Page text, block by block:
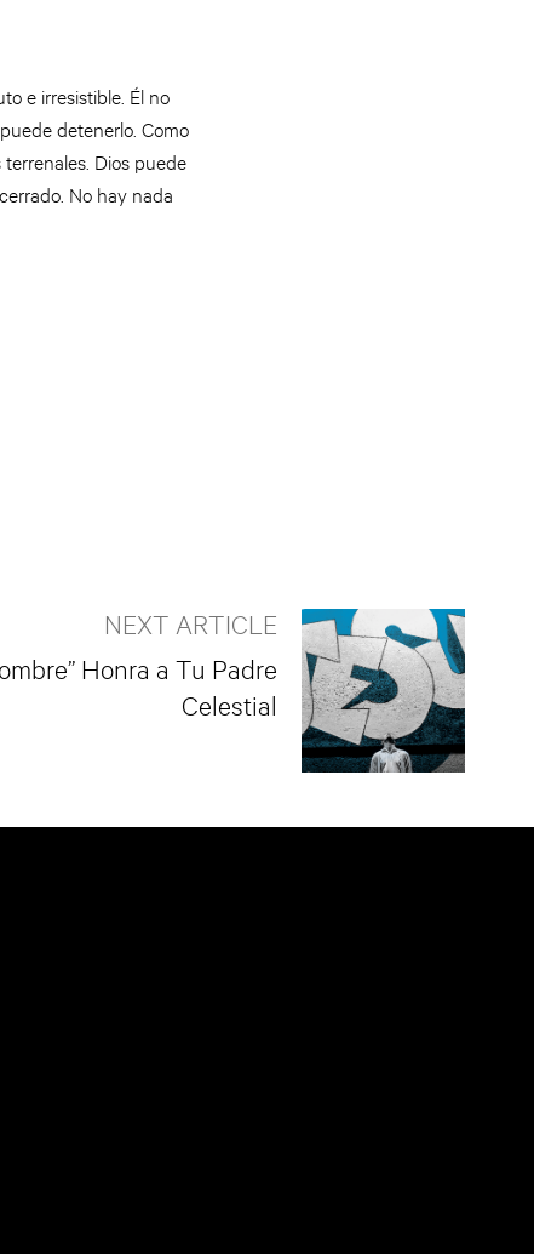
e irresistible. Él no
detenerlo. Como
Dios puede
No hay nada
NEXT ARTICLE
Honra a Tu Padre
Celestial